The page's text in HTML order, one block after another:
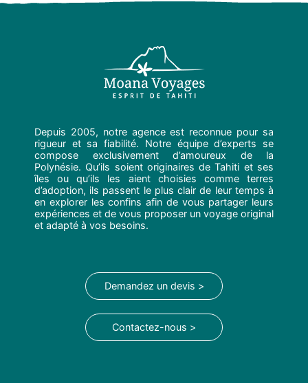
Depuis 2005, notre agence est reconnue pour sa
rigueur et sa fiabilité. Notre équipe d’experts se
compose exclusivement d’amoureux de la
Polynésie. Qu’ils soient originaires de Tahiti et ses
îles ou qu’ils les aient choisies comme terres
d’adoption, ils passent le plus clair de leur temps à
en explorer les confins afin de vous partager leurs
expériences et de vous proposer un voyage original
et adapté à vos besoins.
Demandez un devis >
Contactez-nous >